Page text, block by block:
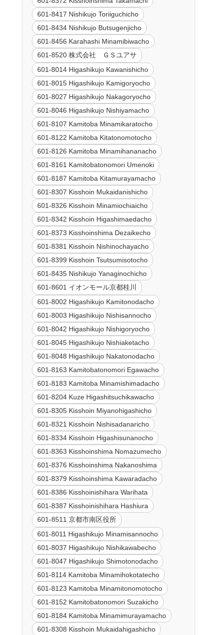
601-8417 Nishikujo Toriiguchicho
601-8434 Nishikujo Butsugenjicho
601-8456 Karahashi Minamibiwacho
601-8520 株式会社 ＧＳユアサ
601-8014 Higashikujo Kawanishicho
601-8015 Higashikujo Kamigoryocho
601-8027 Higashikujo Nakagoryocho
601-8046 Higashikujo Nishiyamacho
601-8107 Kamitoba Minamikaratocho
601-8122 Kamitoba Kitatonomotocho
601-8126 Kamitoba Minamihananacho
601-8161 Kamitobatonomori Umenoki
601-8187 Kamitoba Kitamurayamacho
601-8307 Kisshoin Mukaidanishicho
601-8326 Kisshoin Minamiochiaicho
601-8342 Kisshoin Higashimaedacho
601-8373 Kisshoinshima Dezaikecho
601-8381 Kisshoin Nishinochayacho
601-8399 Kisshoin Tsutsumisotocho
601-8435 Nishikujo Yanaginochicho
601-8601 イオンモール京都桂川
601-8002 Higashikujo Kamitonodacho
601-8003 Higashikujo Nishisannocho
601-8042 Higashikujo Nishigoryocho
601-8045 Higashikujo Nishiaketacho
601-8048 Higashikujo Nakatonodacho
601-8163 Kamitobatonomori Egawacho
601-8183 Kamitoba Minamishimadacho
601-8204 Kuze Higashitsuchikawacho
601-8305 Kisshoin Miyanohigashicho
601-8321 Kisshoin Nishisadanaricho
601-8334 Kisshoin Higashisunanocho
601-8363 Kisshoinshima Nomazumecho
601-8376 Kisshoinshima Nakanoshima
601-8379 Kisshoinshima Kawaradacho
601-8386 Kisshoinishihara Warihata
601-8387 Kisshoinishihara Hashiura
601-8511 京都市南区役所
601-8011 Higashikujo Minamisannocho
601-8037 Higashikujo Nishikawabecho
601-8047 Higashikujo Shimotonodacho
601-8114 Kamitoba Minamihokotatecho
601-8123 Kamitoba Minamitonomotocho
601-8152 Kamitobatonomori Suzakicho
601-8184 Kamitoba Minamimurayamacho
601-8308 Kisshoin Mukaidahigashicho